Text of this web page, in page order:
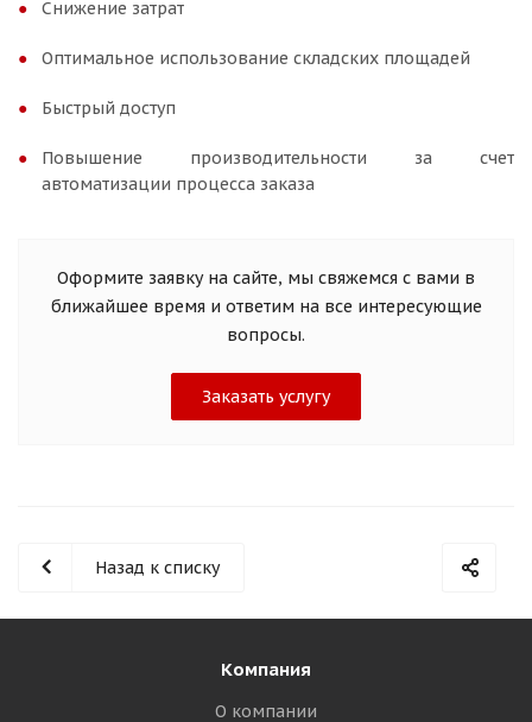
Снижение затрат
Оптимальное использование складских площадей
Быстрый доступ
Повышение производительности за счет
автоматизации процесса заказа
Оформите заявку на сайте, мы свяжемся с вами в
ближайшее время и ответим на все интересующие
вопросы.
Заказать услугу
Назад к списку
Компания
О компании